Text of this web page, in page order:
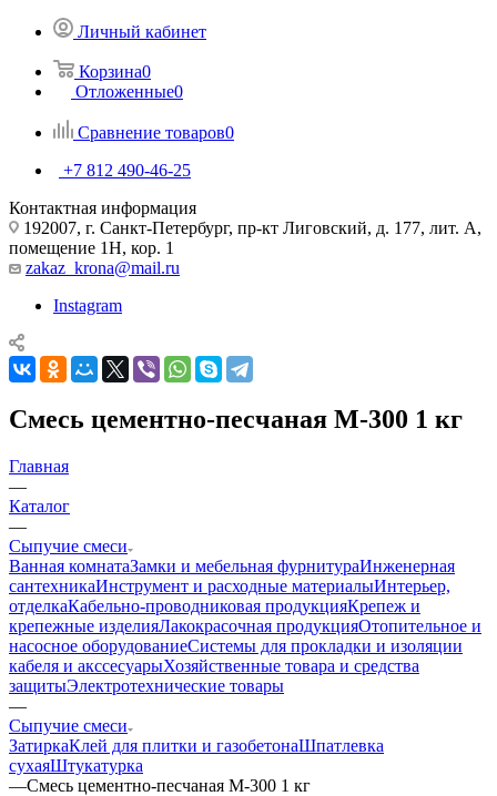
Личный кабинет
Корзина0
Отложенные0
Сравнение товаров0
+7 812 490-46-25
Контактная информация
192007, г. Санкт-Петербург, пр-кт Лиговский, д. 177, лит. А,
помещение 1Н, кор. 1
zakaz_krona@mail.ru
Instagram
Смесь цементно-песчаная М-300 1 кг
Главная
—
Каталог
—
Сыпучие смеси
Ванная комнатаЗамки и мебельная фурнитураИнженерная
сантехникаИнструмент и расходные материалыИнтерьер,
отделкаКабельно-проводниковая продукцияКрепеж и
крепежные изделияЛакокрасочная продукцияОтопительное и
насосное оборудованиеСистемы для прокладки и изоляции
кабеля и акссесуарыХозяйственные товара и средства
защитыЭлектротехнические товары
—
Сыпучие смеси
ЗатиркаКлей для плитки и газобетонаШпатлевка
сухаяШтукатурка
—Смесь цементно-песчаная М-300 1 кг